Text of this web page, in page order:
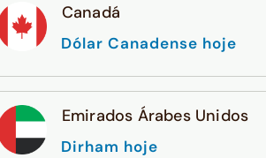
Canadá
Dólar Canadense hoje
Emirados Árabes Unidos
Dirham hoje